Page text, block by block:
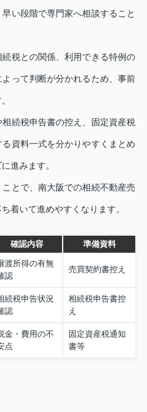
い段階で専門家へ相談すること
税との関係、利用できる特例の
って判断が分かれるため、事前
続税申告書の控え、固定資産税
資料一式を分かりやすくまとめ
進みます。
とで、南大阪での相続不動産売
着いて進めやすくなります。
確認内容 準備資料
渡所得の有無
認
売買契約書控え
続税申告状況
認
相続税申告書控
え
金・費用の不
点
固定資産税通知
書等